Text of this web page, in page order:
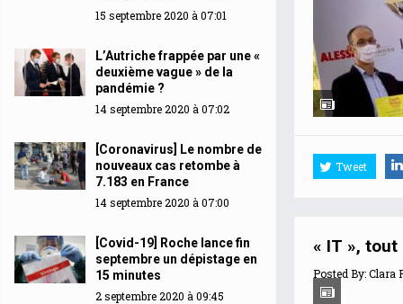
Tweet
« IT »,
Posted By:Clara
15 septembre 2020 à 07:01
L’Autriche frappée par une «
deuxième vague » de la
pandémie ?
14 septembre 2020 à 07:02
[Coronavirus] Le nombre de
nouveaux cas retombe à
7.183 en France
14 septembre 2020 à 07:00
[Covid-19] Roche lance fin
septembre un dépistage en
15 minutes
2 septembre 2020 à 09:45